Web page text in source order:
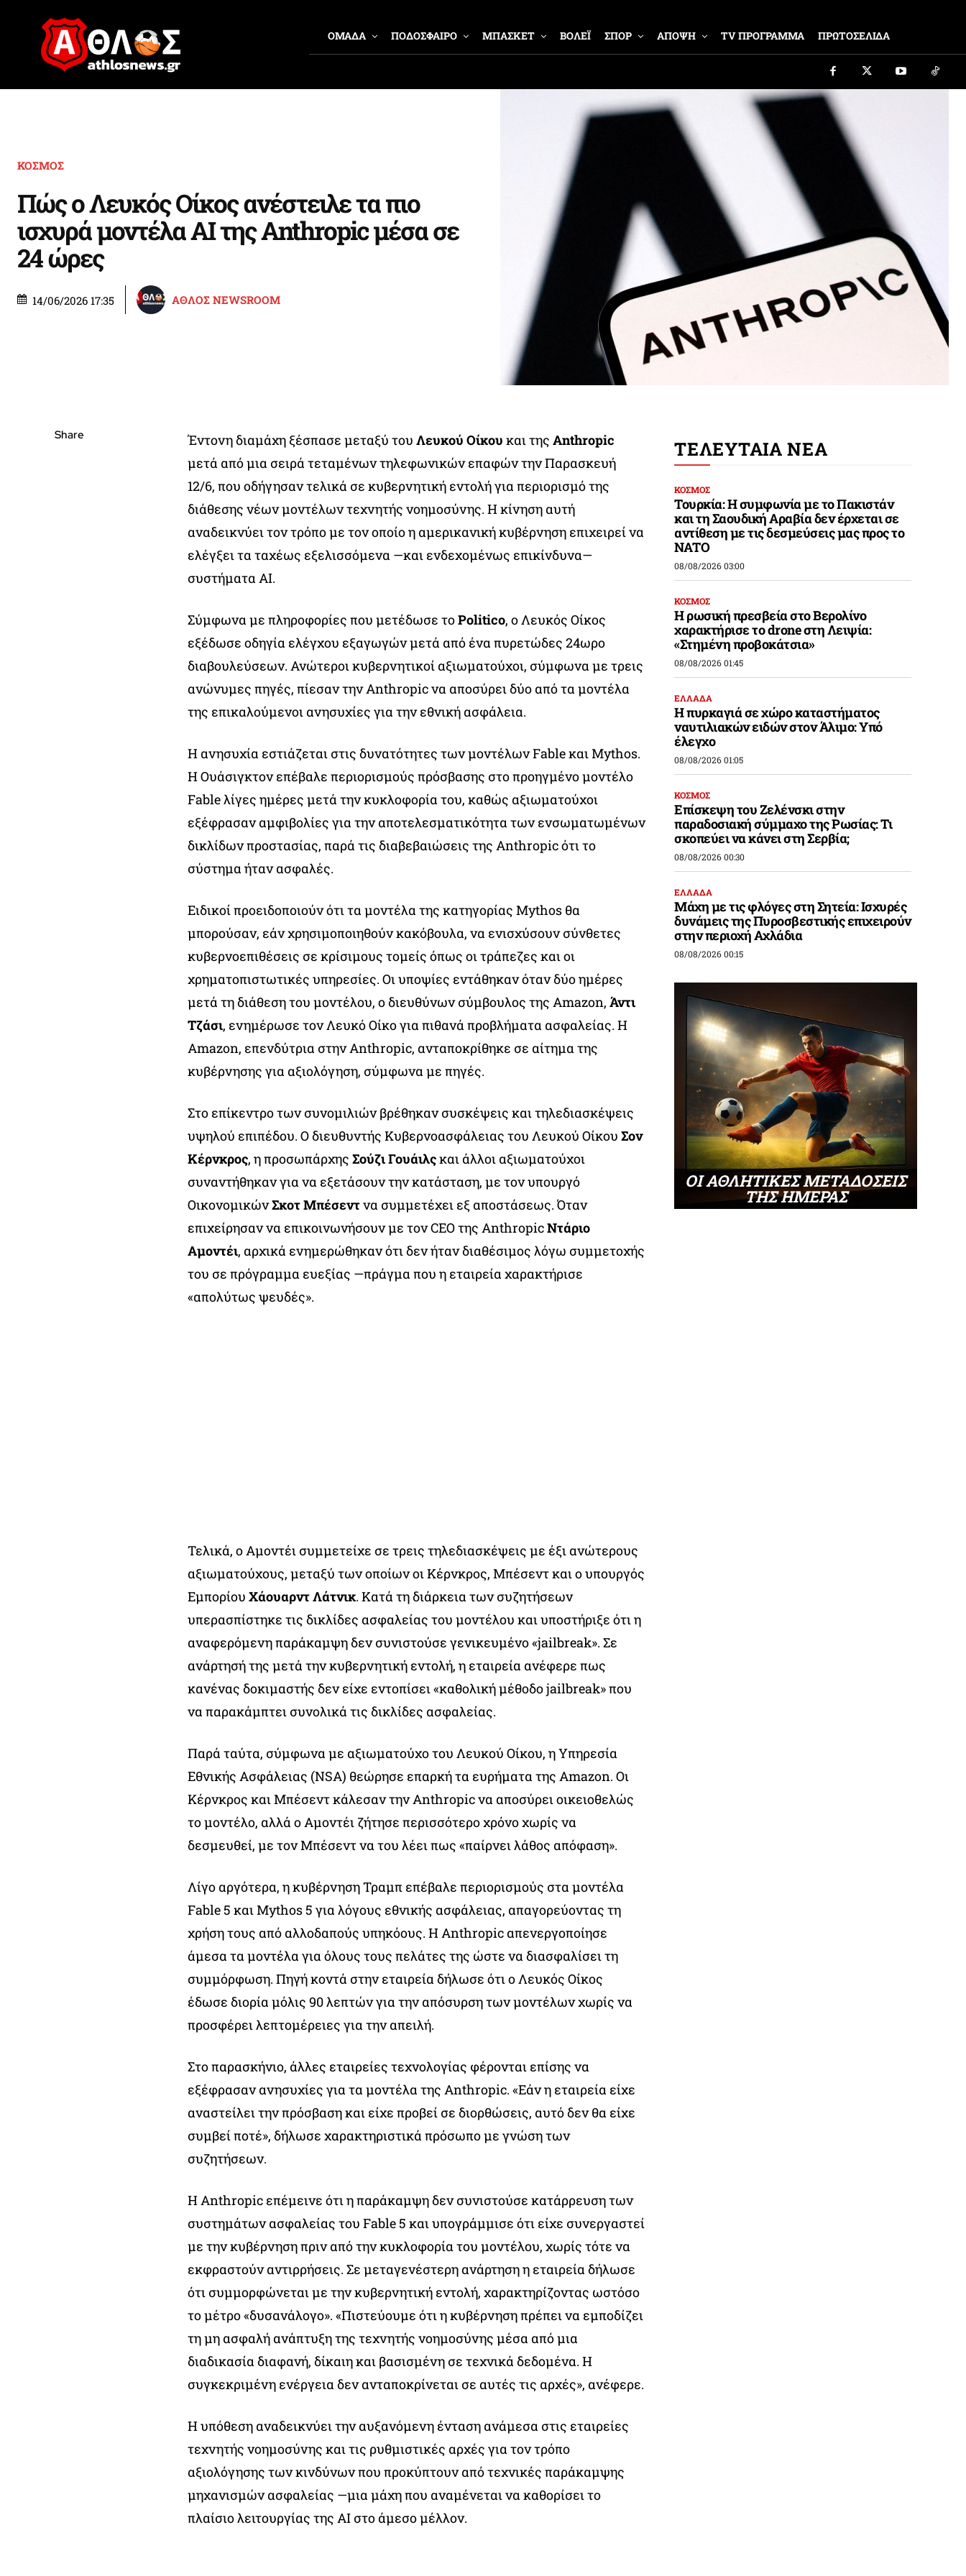
ΟΜΑΔΑ ΠΟΔΟΣΦΑΙΡΟ ΜΠΑΣΚΕΤ ΒΟΛΕΪ ΣΠΟΡ ΑΠΟΨΗ TV ΠΡΟΓΡΑΜΜΑ ΠΡΩΤΟΣΕΛΙΔΑ
ΚΟΣΜΟΣ
Πώς ο Λευκός Οίκος ανέστειλε τα πιο
ισχυρά μοντέλα AI της Anthropic μέσα σε
24 ώρες
14/06/2026 17:35 ΑΘΛΟΣ NEWSROOM
Share Έντονη διαμάχη ξέσπασε μεταξύ του Λευκού Οίκου και της Anthropic
μετά από μια σειρά τεταμένων τηλεφωνικών επαφών την Παρασκευή
12/6, που οδήγησαν τελικά σε κυβερνητική εντολή για περιορισμό της
διάθεσης νέων μοντέλων τεχνητής νοημοσύνης. Η κίνηση αυτή
αναδεικνύει τον τρόπο με τον οποίο η αμερικανική κυβέρνηση επιχειρεί να
ελέγξει τα ταχέως εξελισσόμενα —και ενδεχομένως επικίνδυνα—
συστήματα AI.
Σύμφωνα με πληροφορίες που μετέδωσε τοPolitico, ο Λευκός Οίκος
εξέδωσε οδηγία ελέγχου εξαγωγών μετά από ένα πυρετώδες 24ωρο
διαβουλεύσεων. Ανώτεροι κυβερνητικοί αξιωματούχοι, σύμφωνα με τρεις
ανώνυμες πηγές, πίεσαν την Anthropic να αποσύρει δύο από τα μοντέλα
της επικαλούμενοι ανησυχίες για την εθνική ασφάλεια.
Η ανησυχία εστιάζεται στις δυνατότητες των μοντέλων Fable και Mythos.
Η Ουάσιγκτον επέβαλε περιορισμούς πρόσβασης στο προηγμένο μοντέλο
Fable λίγες ημέρες μετά την κυκλοφορία του, καθώς αξιωματούχοι
εξέφρασαν αμφιβολίες για την αποτελεσματικότητα των ενσωματωμένων
δικλίδων προστασίας, παρά τις διαβεβαιώσεις της Anthropic ότι το
σύστημα ήταν ασφαλές.
Ειδικοί προειδοποιούν ότι τα μοντέλα της κατηγορίας Mythos θα
μπορούσαν, εάν χρησιμοποιηθούν κακόβουλα, να ενισχύσουν σύνθετες
κυβερνοεπιθέσεις σε κρίσιμους τομείς όπως οι τράπεζες και οι
χρηματοπιστωτικές υπηρεσίες. Οι υποψίες εντάθηκαν όταν δύο ημέρες
μετά τη διάθεση του μοντέλου, ο διευθύνων σύμβουλος της Amazon, Άντι
Τζάσι, ενημέρωσε τον Λευκό Οίκο για πιθανά προβλήματα ασφαλείας. Η
Amazon, επενδύτρια στην Anthropic, ανταποκρίθηκε σε αίτημα της
κυβέρνησης για αξιολόγηση, σύμφωνα με πηγές.
Στο επίκεντρο των συνομιλιών βρέθηκαν συσκέψεις και τηλεδιασκέψεις
υψηλού επιπέδου. Ο διευθυντής Κυβερνοασφάλειας του Λευκού Οίκου Σον
Κέρνκρος, η προσωπάρχης Σούζι Γουάιλςκαι άλλοι αξιωματούχοι
συναντήθηκαν για να εξετάσουν την κατάσταση, με τον υπουργό
ΟικονομικώνΣκοτ Μπέσεντνα συμμετέχει εξ αποστάσεως. Όταν
επιχείρησαν να επικοινωνήσουν με τον CEO της AnthropicΝτάριο
Αμοντέι, αρχικά ενημερώθηκαν ότι δεν ήταν διαθέσιμος λόγω συμμετοχής
του σε πρόγραμμα ευεξίας —πράγμα που η εταιρεία χαρακτήρισε
«απολύτως ψευδές».
Τελικά, ο Αμοντέι συμμετείχε σε τρεις τηλεδιασκέψεις με έξι ανώτερους
αξιωματούχους, μεταξύ των οποίων οι Κέρνκρος, Μπέσεντ και ο υπουργός
Εμπορίου Χάουαρντ Λάτνικ. Κατά τη διάρκεια των συζητήσεων
υπερασπίστηκε τις δικλίδες ασφαλείας του μοντέλου και υποστήριξε ότι η
αναφερόμενη παράκαμψη δεν συνιστούσε γενικευμένο «jailbreak». Σε
ανάρτησή της μετά την κυβερνητική εντολή, η εταιρεία ανέφερε πως
κανένας δοκιμαστής δεν είχε εντοπίσει «καθολική μέθοδο jailbreak» που
να παρακάμπτει συνολικά τις δικλίδες ασφαλείας.
Παρά ταύτα, σύμφωνα με αξιωματούχο του Λευκού Οίκου, η Υπηρεσία
Εθνικής Ασφάλειας (NSA) θεώρησε επαρκή τα ευρήματα της Amazon. Οι
Κέρνκρος και Μπέσεντ κάλεσαν την Anthropic να αποσύρει οικειοθελώς
το μοντέλο, αλλά ο Αμοντέι ζήτησε περισσότερο χρόνο χωρίς να
δεσμευθεί, με τον Μπέσεντ να του λέει πως «παίρνει λάθος απόφαση».
Λίγο αργότερα, η κυβέρνηση Τραμπ επέβαλε περιορισμούς στα μοντέλα
Fable 5 και Mythos 5 για λόγους εθνικής ασφάλειας, απαγορεύοντας τη
χρήση τους από αλλοδαπούς υπηκόους. Η Anthropic απενεργοποίησε
άμεσα τα μοντέλα για όλους τους πελάτες της ώστε να διασφαλίσει τη
συμμόρφωση. Πηγή κοντά στην εταιρεία δήλωσε ότι ο Λευκός Οίκος
έδωσε διορία μόλις 90 λεπτών για την απόσυρση των μοντέλων χωρίς να
προσφέρει λεπτομέρειες για την απειλή.
Στο παρασκήνιο, άλλες εταιρείες τεχνολογίας φέρονται επίσης να
εξέφρασαν ανησυχίες για τα μοντέλα της Anthropic. «Εάν η εταιρεία είχε
αναστείλει την πρόσβαση και είχε προβεί σε διορθώσεις, αυτό δεν θα είχε
συμβεί ποτέ», δήλωσε χαρακτηριστικά πρόσωπο με γνώση των
συζητήσεων.
Η Anthropic επέμεινε ότι η παράκαμψη δεν συνιστούσε κατάρρευση των
συστημάτων ασφαλείας του Fable 5 και υπογράμμισε ότι είχε συνεργαστεί
με την κυβέρνηση πριν από την κυκλοφορία του μοντέλου, χωρίς τότε να
εκφραστούν αντιρρήσεις. Σε μεταγενέστερη ανάρτηση η εταιρεία δήλωσε
ότι συμμορφώνεται με την κυβερνητική εντολή, χαρακτηρίζοντας ωστόσο
το μέτρο «δυσανάλογο». «Πιστεύουμε ότι η κυβέρνηση πρέπει να εμποδίζει
τη μη ασφαλή ανάπτυξη της τεχνητής νοημοσύνης μέσα από μια
διαδικασία διαφανή, δίκαιη και βασισμένη σε τεχνικά δεδομένα. Η
συγκεκριμένη ενέργεια δεν ανταποκρίνεται σε αυτές τις αρχές», ανέφερε.
Η υπόθεση αναδεικνύει την αυξανόμενη ένταση ανάμεσα στις εταιρείες
τεχνητής νοημοσύνης και τις ρυθμιστικές αρχές για τον τρόπο
αξιολόγησης των κινδύνων που προκύπτουν από τεχνικές παράκαμψης
μηχανισμών ασφαλείας —μια μάχη που αναμένεται να καθορίσει το
πλαίσιο λειτουργίας της AI στο άμεσο μέλλον.
ΤΕΛΕΥΤΑΙΑ ΝΕΑ
ΚΟΣΜΟΣ
Τουρκία: Η συμφωνία με το Πακιστάν
και τη Σαουδική Αραβία δεν έρχεται σε
αντίθεση με τις δεσμεύσεις μας προς το
ΝΑΤΟ
08/08/2026 03:00
ΚΟΣΜΟΣ
Η ρωσική πρεσβεία στο Βερολίνο
χαρακτήρισε το drone στη Λειψία:
«Στημένη προβοκάτσια»
08/08/2026 01:45
ΕΛΛΑΔΑ
Η πυρκαγιά σε χώρο καταστήματος
ναυτιλιακών ειδών στον Άλιμο: Υπό
έλεγχο
08/08/2026 01:05
ΚΟΣΜΟΣ
Επίσκεψη του Ζελένσκι στην
παραδοσιακή σύμμαχο της Ρωσίας: Τι
σκοπεύει να κάνει στη Σερβία;
08/08/2026 00:30
ΕΛΛΑΔΑ
Μάχη με τις φλόγες στη Σητεία: Ισχυρές
δυνάμεις της Πυροσβεστικής επιχειρούν
στην περιοχή Αχλάδια
08/08/2026 00:15
ΟΙ ΑΘΛΗΤΙΚΕΣ ΜΕΤΑΔΟΣΕΙΣ
ΤΗΣ ΗΜΕΡΑΣ